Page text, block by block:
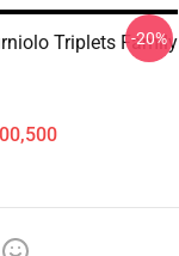
Triplets Family
-20%